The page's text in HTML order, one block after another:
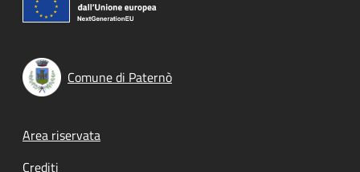
Comune di Paternò
Footer menu
Area riservata
Crediti